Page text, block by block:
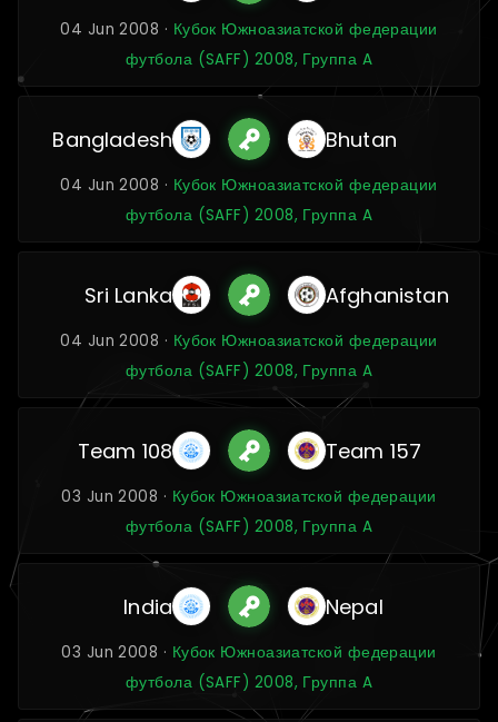
04 Jun 2008 · Кубок Южноазиатской федерации
футбола (SAFF) 2008, Группа A
Bangladesh Bhutan
04 Jun 2008 · Кубок Южноазиатской федерации
футбола (SAFF) 2008, Группа A
Sri Lanka Afghanistan
04 Jun 2008 · Кубок Южноазиатской федерации
футбола (SAFF) 2008, Группа A
Team 108 Team 157
03 Jun 2008 · Кубок Южноазиатской федерации
футбола (SAFF) 2008, Группа A
India Nepal
03 Jun 2008 · Кубок Южноазиатской федерации
футбола (SAFF) 2008, Группа A